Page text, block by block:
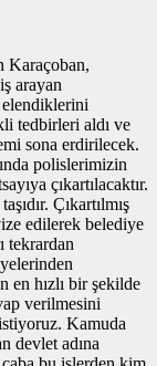
Karaçoban,
arayan
tedbirleri aldı ve
sona erdirilecek.
polislerimizin
çıkartılacaktır.
Çıkartılmış
edilerek belediye
tekrardan
en hızlı bir şekilde
verilmesini
Kamuda
devlet adına